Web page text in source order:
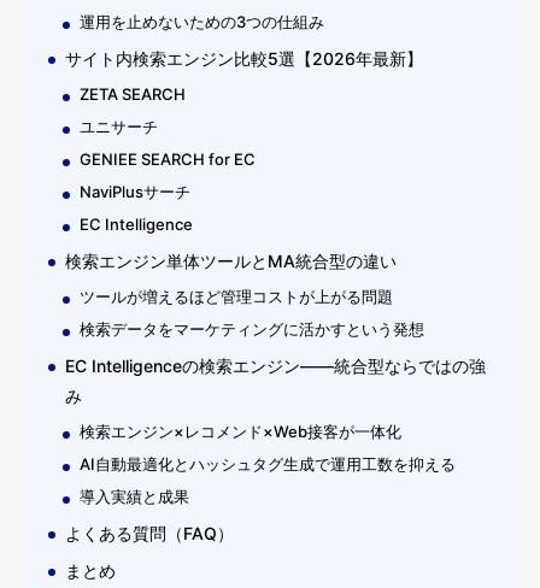
運用を止めないための3つの仕組み
サイト内検索エンジン比較5選【2026年最新】
ZETA SEARCH
ユニサーチ
GENIEE SEARCH for EC
NaviPlusサーチ
EC Intelligence
検索エンジン単体ツールとMA統合型の違い
ツールが増えるほど管理コストが上がる問題
検索データをマーケティングに活かすという発想
EC Intelligenceの検索エンジン——統合型ならではの強
み
検索エンジン×レコメンド×Web接客が一体化
AI自動最適化とハッシュタグ生成で運用工数を抑える
導入実績と成果
よくある質問（FAQ）
まとめ